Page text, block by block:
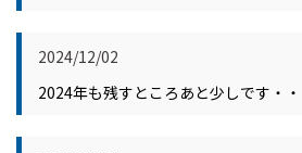
2024/12/02
2024年も残すところあと少しです・・